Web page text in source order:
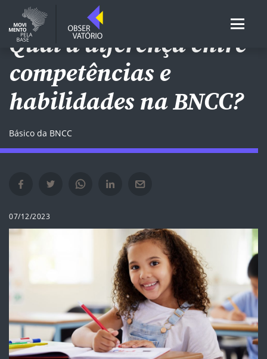
Qual a diferença entre
competências e
habilidades na BNCC?
Básico da BNCC
Compartilhar no Facebook em nova janela
Compartilhar no Twitter em nova janela
Compartilhar no Whatsapp em nova janela
Compartilhar no Linkedin em nova janela
Compartilhar por e-mail em nova janela
07/12/2023